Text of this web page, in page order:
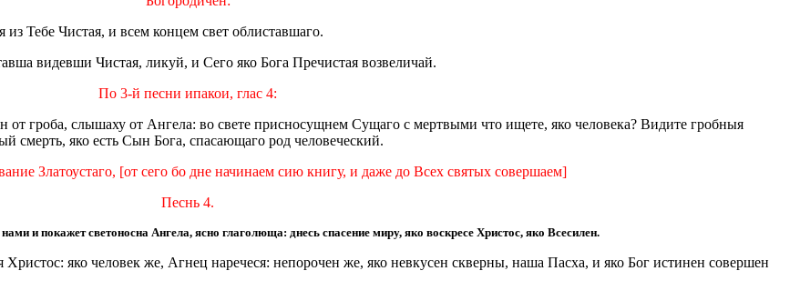
Тебе Чистая, и всем концем свет облиставшаго.
видевши Чистая, ликуй, и Сего яко Бога Пречистая возвеличай.
По 3-й песни ипакои, глас 4:
гроба, слышаху от Ангела: во свете присносущнем Сущаго с мертвыми что ищете, яко человека? Видите гробныя
смерть, яко есть Сын Бога, спасающаго род человеческий.
Златоустаго, [от сего бо дне начинаем сию книгу, и даже до Всех святых совершаем]
Песнь 4.
и покажет светоносна Ангела, ясно глаголюща: днесь спасение миру, яко воскресе Христос, яко Всесилен.
Христос: яко человек же, Агнец наречеся: непорочен же, яко невкусен скверны, наша Пасха, и яко Бог истинен совершен